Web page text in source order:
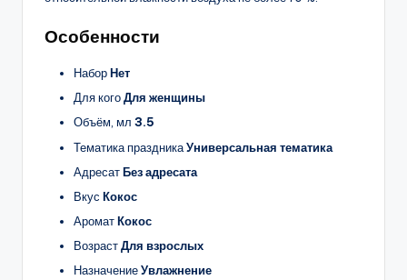
Особенности
НаборНет
Для когоДля женщины
Объём, мл 3.5
Тематика праздникаУниверсальная тематика
АдресатБез адресата
Вкус Кокос
АроматКокос
ВозрастДля взрослых
НазначениеУвлажнение